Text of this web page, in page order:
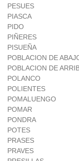
PESUES
PIASCA
PIDO
PIÑERES
PISUEÑA
POBLACION DE
POBLACION DE
POLANCO
POLIENTES
POMALUENGO
POMAR
PONDRA
POTES
PRASES
PRAVES